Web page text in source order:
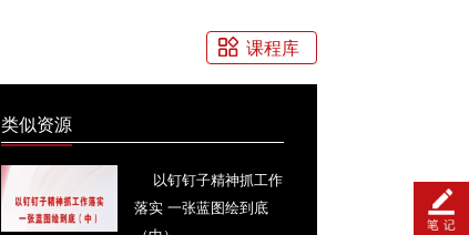
课程库
类似资源
以钉钉子精神抓工作
落实 一张蓝图绘到底